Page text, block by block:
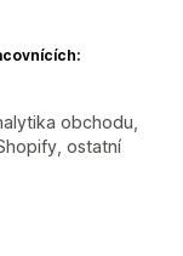
obchodu,
ostatní